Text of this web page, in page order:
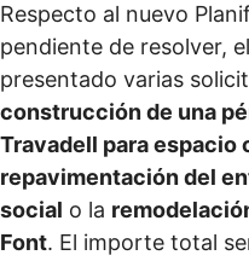
Respecto al nuevo
pendiente de resolver,
presentado varias
construcción de una
Travadell para espacio
repavimentación del
social o la
Font. El importe total